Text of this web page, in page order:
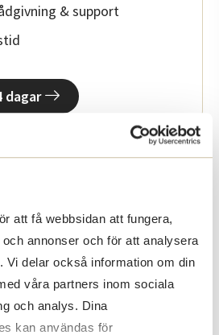
att få webbsidan att fungera,
annonser och för att analysera
Vi delar också information om din
våra partners inom sociala
och analys. Dina
kan användas för
& support
dagar